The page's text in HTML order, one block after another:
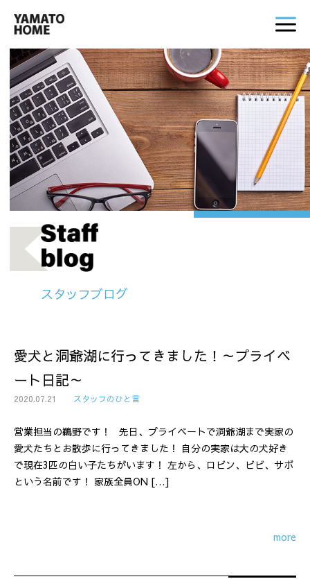
スタッフブログ
愛犬と洞爺湖に行ってきました！～プライベ
ート日記～
2020.07.21 スタッフのひと言
営業担当の鵜野です！ 先日、プライベートで洞爺湖まで実家の
愛犬たちとお散歩に行ってきました！ 自分の実家は大の犬好き
で現在3匹の白い子たちがいます！ 左から、ロビン、ビビ、サボ
という名前です！ 家族全員ON […]
more